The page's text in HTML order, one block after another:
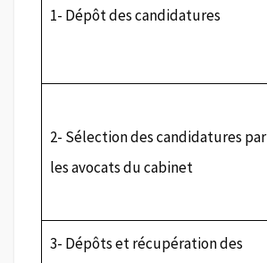
1- Dépôt des candidatures
2- Sélection des candidatures par
les avocats du cabinet
3- Dépôts et récupération des